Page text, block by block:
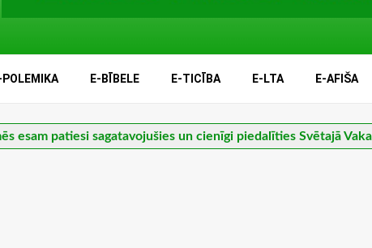
POLEMIKA E-BĪBELE E-TICĪBA E-LTA E-AFIŠA
esam patiesi sagatavojušies un cienīgi piedalīties Svētajā